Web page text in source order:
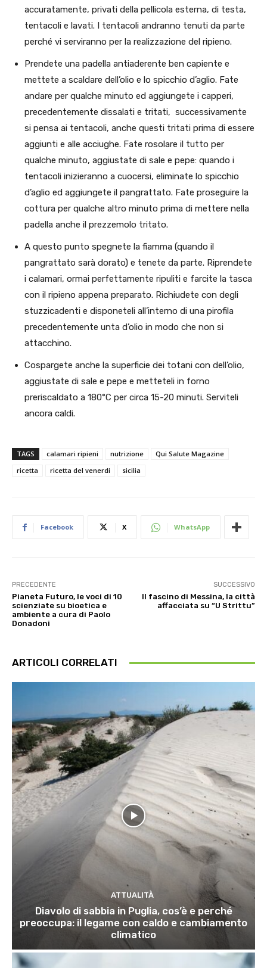
accuratamente, privati della pellicola esterna, di testa,
tentacoli e lavati. I tentacoli andranno tenuti da parte
perché vi serviranno per la realizzazione del ripieno.
Prendete una padella antiaderente ben capiente e
mettete a scaldare dell’olio e lo spicchio d’aglio. Fate
andare per qualche minuto ed aggiungete i capperi,
precedentemente dissalati e tritati, successivamente
si pensa ai tentacoli, anche questi tritati prima di essere
aggiunti e alle acciughe. Fate rosolare il tutto per
qualche minuto, aggiustate di sale e pepe: quando i
tentacoli inizieranno a cuocersi, eliminate lo spicchio
d’aglio ed aggiungete il pangrattato. Fate proseguire la
cottura per qualche altro minuto prima di mettere nella
padella anche il prezzemolo tritato.
A questo punto spegnete la fiamma (quando il
pangrattato sarà dorato) e tenete da parte. Riprendete
i calamari, ormai perfettamente ripuliti e farcite la tasca
con il ripieno appena preparato. Richiudete con degli
stuzzicadenti e disponeteli all’interno di una pirofila
precedentemente unta d’olio in modo che non si
attacchino.
Cospargete anche la superficie dei totani con dell’olio,
aggiustate di sale e pepe e metteteli in forno
preriscaldato a 180°C per circa 15-20 minuti. Serviteli
ancora caldi.
TAGS calamari ripieni nutrizione
Qui Salute Magazine
ricetta
ricetta del venerdi sicilia
Facebook X WhatsApp
PRECEDENTE
Pianeta Futuro, le voci di 10
scienziate su bioetica e
ambiente a cura di Paolo
Donadoni
SUCCESSIVO
Il fascino di Messina, la città
affacciata su “U Strittu”
ARTICOLI CORRELATI
ATTUALITÀ
Diavolo di sabbia in Puglia, cos’è e perché
preoccupa: il legame con caldo e cambiamento
climatico